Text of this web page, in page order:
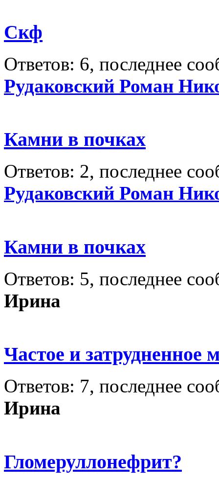
Скф
Ответов: 6, последнее
Рудаковский Роман
Камни в почках
Ответов: 2, последнее
Рудаковский Роман
Камни в почках
Ответов: 5, последнее
Ирина
Частое и затрудненное
Ответов: 7, последнее
Ирина
Гломеруллонефрит?